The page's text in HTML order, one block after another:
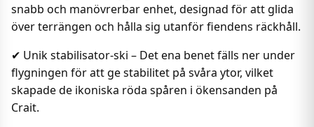
snabb och manövrerbar enhet, designad för att glida
över terrängen och hålla sig utanför fiendens räckhåll.
✔ Unik stabilisator-ski – Det ena benet fälls ner under
flygningen för att ge stabilitet på svåra ytor, vilket
skapade de ikoniska röda spåren i ökensanden på
Crait.